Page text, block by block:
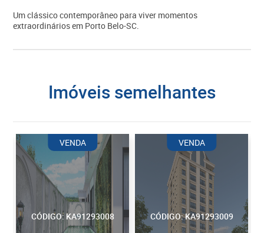
Um clássico contemporâneo para viver momentos
extraordinários em Porto Belo-SC.
imóveis semelhantes
CÓDIGO: KA91293008
VENDA
CÓDIGO: KA91293009
VENDA